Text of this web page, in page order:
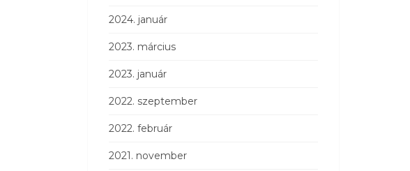
2024. január
2023. március
2023. január
2022. szeptember
2022. február
2021. november